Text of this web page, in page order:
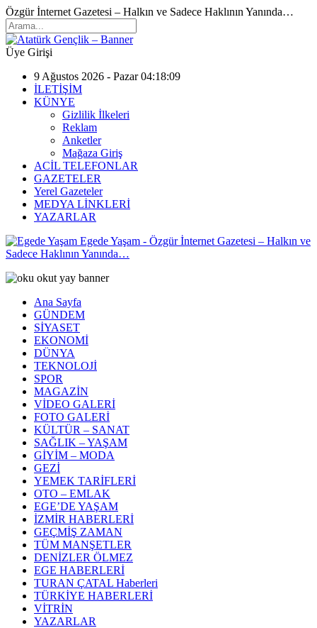
Özgür İnternet Gazetesi – Halkın ve Sadece Haklının Yanında…
Üye Girişi
9 Ağustos 2026 - Pazar 04:18:09
İLETİŞİM
KÜNYE
Gizlilik İlkeleri
Reklam
Anketler
Mağaza Giriş
ACİL TELEFONLAR
GAZETELER
Yerel Gazeteler
MEDYA LİNKLERİ
YAZARLAR
Egede Yaşam - Özgür İnternet Gazetesi – Halkın ve
Sadece Haklının Yanında…
Ana Sayfa
GÜNDEM
SİYASET
EKONOMİ
DÜNYA
TEKNOLOJİ
SPOR
MAGAZİN
VİDEO GALERİ
FOTO GALERİ
KÜLTÜR – SANAT
SAĞLIK – YAŞAM
GİYİM – MODA
GEZİ
YEMEK TARİFLERİ
OTO – EMLAK
EGE’DE YAŞAM
İZMİR HABERLERİ
GEÇMİŞ ZAMAN
TÜM MANŞETLER
DENİZLER ÖLMEZ
EGE HABERLERİ
TURAN ÇATAL Haberleri
TÜRKİYE HABERLERİ
VİTRİN
YAZARLAR